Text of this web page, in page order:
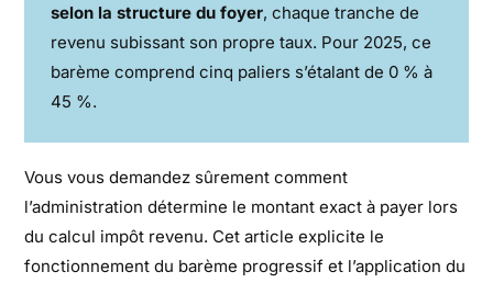
selon la structure du foyer, chaque tranche de
revenu subissant son propre taux. Pour 2025, ce
barème comprend cinq paliers s’étalant de 0 % à
45 %.
Vous vous demandez sûrement comment
l’administration détermine le montant exact à payer lors
du calcul impôt revenu. Cet article explicite le
fonctionnement du barème progressif et l’application du